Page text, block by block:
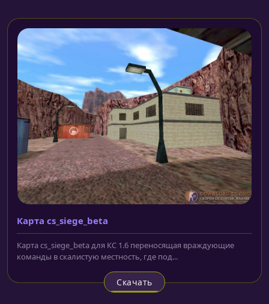
Карта cs_siege_beta
Карта cs_siege_beta для КС 1.6 переносящая враждующие
команды в скалистую местность, где под...
Скачать